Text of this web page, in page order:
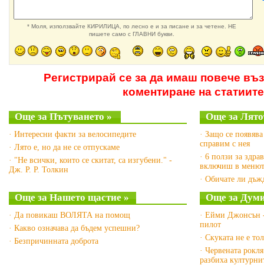
* Моля, използвайте КИРИЛИЦА, по лесно е и за писане и за четене. НЕ
пишете само с ГЛАВНИ букви.
Регистрирай се за да имаш повече
коментиране на статиите
Още за Пътуването »
· Интересни факти за велосипедите
· Лято е, но да не се отпускаме
· "Не всички, които се скитат, са изгубени." -
Дж. Р. Р. Толкин
Още за
· Защо се
справим с нея
· 6 ползи за
включиш в
· Обичате ли
Още за Нашето щастие »
· Да повикаш ВОЛЯТА на помощ
· Какво означава да бъдем успешни?
· Безпричинната доброта
Още за
· Ейми Джонсън -
пилот
· Скуката не е
· Червената
разбиха